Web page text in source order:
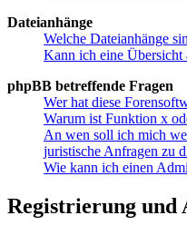
Dateianhänge
Welche Dateianhänge
Kann ich eine Übersicht
phpBB betreffende Fragen
Wer hat diese
Warum ist Funktion x
An wen soll ich mich
juristische Anfragen zu
Wie kann ich einen
Registrierung und